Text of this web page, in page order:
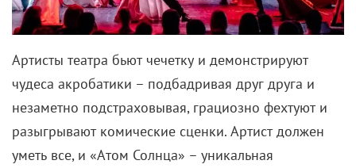
Артисты театра бьют чечетку и демонстрируют
чудеса акробатики – подбадривая друг друга и
незаметно подстраховывая, грациозно фехтуют и
разыгрывают комические сценки. Артист должен
уметь все, и «Атом Солнца» – уникальная